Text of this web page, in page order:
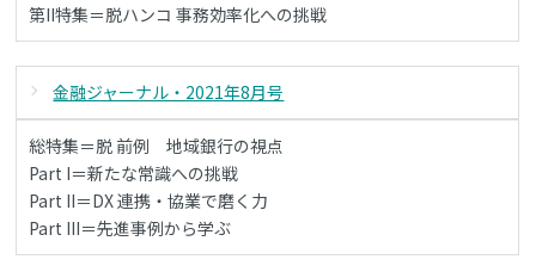
第II特集＝脱ハンコ 事務効率化への挑戦
金融ジャーナル・2021年8月号
総特集＝脱 前例 地域銀行の視点
Part I＝新たな常識への挑戦
Part II＝DX 連携・協業で磨く力
Part III＝先進事例から学ぶ